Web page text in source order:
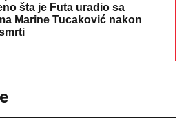
šta je Futa uradio sa
Marine Tucaković nakon